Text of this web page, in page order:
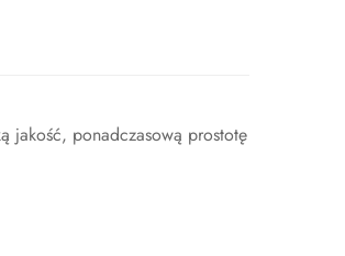
jakość, ponadczasową prostotę